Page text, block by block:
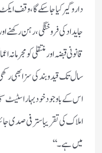
جایداد کی فروختگی ،رہن
قانونی قبضہ اور منتقلی کو
سال تک قید وبند کی سزا بھی
اس کے با وجود خود بہار
املاک کی تقریبا ستر فی صدی
میں ہے۔‘‘